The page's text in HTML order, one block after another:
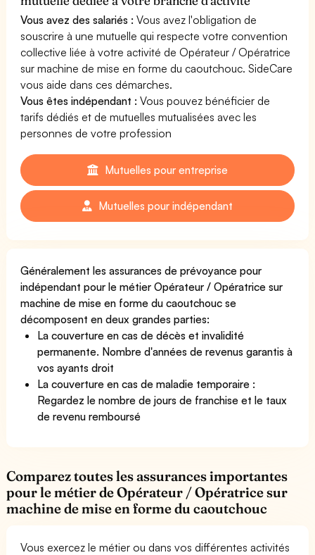
Vous avez des salariés : Vous avez l'obligation de
souscrire à une mutuelle qui respecte votre convention
collective liée à votre activité de Opérateur / Opératrice
sur machine de mise en forme du caoutchouc. SideCare
vous aide dans ces démarches.
Vous êtes indépendant : Vous pouvez bénéficier de
tarifs dédiés et de mutuelles mutualisées avec les
personnes de votre profession
Mutuelles pour entreprise
Mutuelles pour indépendant
Généralement les assurances de prévoyance pour
indépendant pour le métier Opérateur / Opératrice sur
machine de mise en forme du caoutchouc se
décomposent en deux grandes parties:
La couverture en cas de décès et invalidité
permanente. Nombre d'années de revenus garantis à
vos ayants droit
La couverture en cas de maladie temporaire :
Regardez le nombre de jours de franchise et le taux
de revenu remboursé
Comparez toutes les assurances importantes
pour le métier de Opérateur / Opératrice sur
machine de mise en forme du caoutchouc
Vous exercez le métier ou dans vos différentes activités